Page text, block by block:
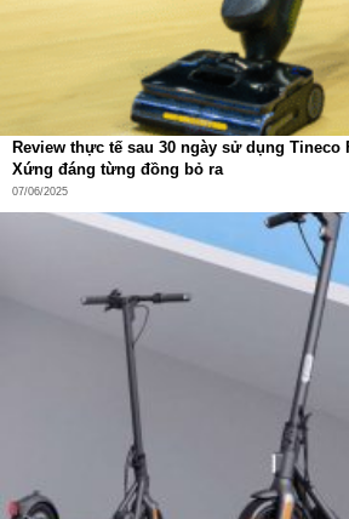
Hệ điều hành HyperOS và mặt
Redmi Watch 5 được cài sẵnHyperOS
minh đến từ Xiaomi, mang lại giao
200 mặt đồng hồ (watch
cách: thể thao, tối giản, cổ điển, kỹ
Tùy chỉnh người dùng (custom)
tạo, đồng bộ “tone & mood” với
hẹn.
Review thực tế sau 30 ngày sử dụng Tineco
Xứng đáng từng đồng bỏ ra
07/06/2025